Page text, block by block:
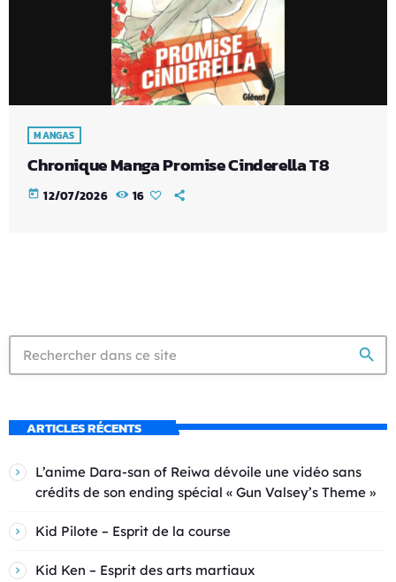
MANGAS
Chronique Manga Promise Cinderella T8
today 12/07/2026 16
search
ARTICLES RÉCENTS
L’anime Dara-san of Reiwa dévoile une vidéo sans
crédits de son ending spécial « Gun Valsey’s Theme »
Kid Pilote – Esprit de la course
Kid Ken – Esprit des arts martiaux